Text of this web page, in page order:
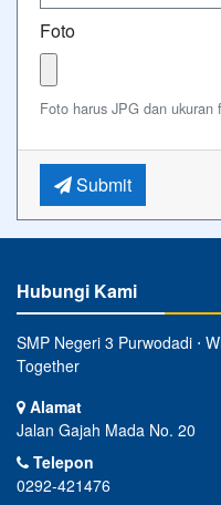
Foto
Foto harus JPG dan ukuran
Submit
Hubungi Kami
SMP Negeri 3 Purwodadi ⋅
Together
Alamat
Jalan Gajah Mada No. 20
Telepon
0292-421476